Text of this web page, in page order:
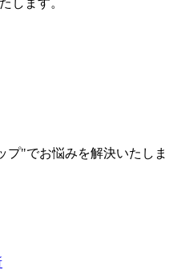
します。
プ"でお悩みを解決いたしま